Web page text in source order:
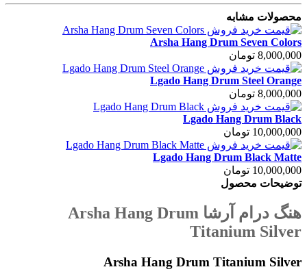
محصولات مشابه
Arsha Hang Drum Seven Colors
8,000,000 تومان
Lgado Hang Drum Steel Orange
8,000,000 تومان
Lgado Hang Drum Black
10,000,000 تومان
Lgado Hang Drum Black Matte
10,000,000 تومان
توضیحات محصول
هنگ درام آرشا Arsha Hang Drum
Titanium Silver
Arsha Hang Drum Titanium Silver